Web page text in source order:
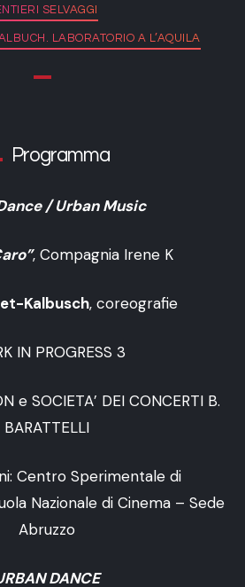
SELVAGGI
LABORATORIO A L’AQUILA
Programma
/ Urban Music
, Compagnia Irene K
Kalbusch, coreografie
IN PROGRESS 3
e SOCIETA’ DEI CONCERTI B.
BARATTELLI
Centro Sperimentale di
Nazionale di Cinema – Sede
Abruzzo
DANCE